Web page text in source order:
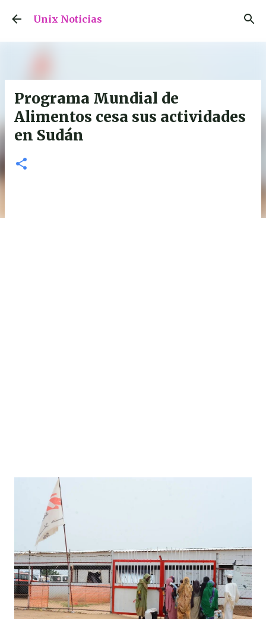
Ir al contenido principal
Unix Noticias
Programa Mundial de
Alimentos cesa sus actividades
en Sudán